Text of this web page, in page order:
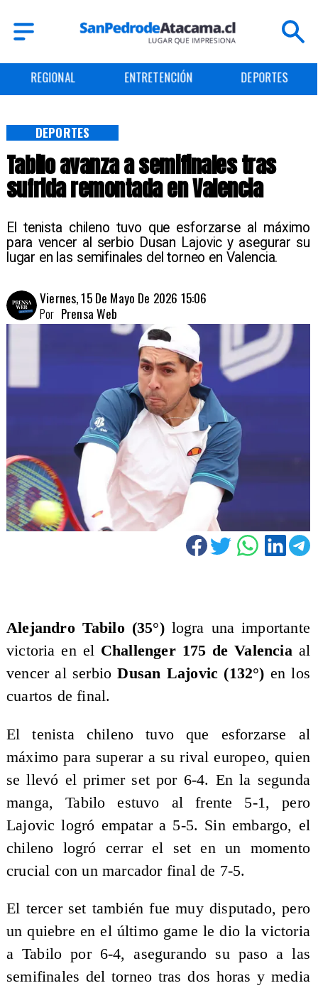
REGIONAL ENTRETENCIÓN DEPORTES
Tabilo avanza a semifinales tras
sufrida remontada en Valencia
El tenista chileno tuvo que esforzarse al máximo
para vencer al serbio Dusan Lajovic y asegurar su
lugar en las semifinales del torneo en Valencia.
DEPORTES
Viernes, 15 De Mayo De 2026 15:06
Prensa Web
Por
Alejandro Tabilo (35°)logra una importante
victoria en el Challenger 175 de Valenciaal
vencer al serbioDusan Lajovic (132°) en los
cuartos de final.
El tenista chileno tuvo que esforzarse al
máximo para superar a su rival europeo, quien
se llevó el primer set por 6-4. En la segunda
manga, Tabilo estuvo al frente 5-1, pero
Lajovic logró empatar a 5-5. Sin embargo, el
chileno logró cerrar el set en un momento
crucial con un marcador final de 7-5.
El tercer set también fue muy disputado, pero
un quiebre en el último game le dio la victoria
a Tabilo por 6-4, asegurando su paso a las
semifinales del torneo tras dos horas y media